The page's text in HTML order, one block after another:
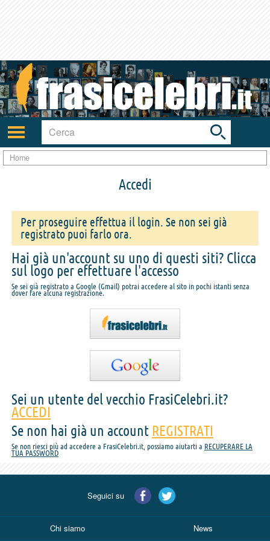
Attiva/disattiva
navigazione
Toggle
search
bar
Home
Accedi
Per proseguire effettua il login. Se non sei già
registrato puoi farlo ora.
Hai già un'account su uno di questi siti? Clicca
sul logo per effettuare l'accesso
Se sei già registrato a Google (Gmail) potrai accedere al sito in pochi istanti senza
dover fare alcuna registrazione.
Sei un utente del vecchio FrasiCelebri.it?
ACCEDI
Se non hai già un account REGISTRATI
Se non riesci più ad accedere a FrasiCelebri.it, possiamo aiutarti a RECUPERARE LA
TUA PASSWORD
Seguici su
Chi siamo News